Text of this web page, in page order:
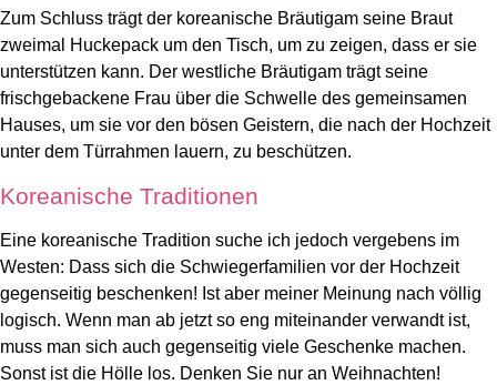
Zum Schluss trägt der koreanische Bräutigam seine Braut
zweimal Huckepack um den Tisch, um zu zeigen, dass er sie
unterstützen kann. Der westliche Bräutigam trägt seine
frischgebackene Frau über die Schwelle des gemeinsamen
Hauses, um sie vor den bösen Geistern, die nach der Hochzeit
unter dem Türrahmen lauern, zu beschützen.
Koreanische Traditionen
Eine koreanische Tradition suche ich jedoch vergebens im
Westen: Dass sich die Schwiegerfamilien vor der Hochzeit
gegenseitig beschenken! Ist aber meiner Meinung nach völlig
logisch. Wenn man ab jetzt so eng miteinander verwandt ist,
muss man sich auch gegenseitig viele Geschenke machen.
Sonst ist die Hölle los. Denken Sie nur an Weihnachten!